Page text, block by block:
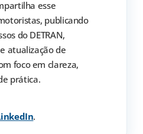
esse
publicando
do DETRAN,
atualização de
foco em clareza,
prática.
.